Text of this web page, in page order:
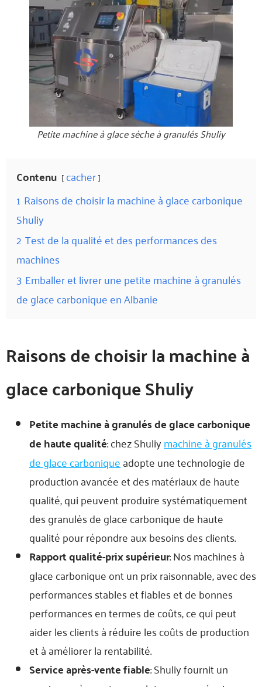
Petite machine à glace sèche à granulés Shuliy
Contenu cacher
1 Raisons de choisir la machine à glace carbonique
Shuliy
2 Test de la qualité et des performances des
machines
3 Emballer et livrer une petite machine à granulés
de glace carbonique en Albanie
Raisons de choisir la machine à
glace carbonique Shuliy
Petite machine à granulés de glace carbonique
de haute qualité: chez Shuliymachine à granulés
de glace carboniqueadopte une technologie de
production avancée et des matériaux de haute
qualité, qui peuvent produire systématiquement
des granulés de glace carbonique de haute
qualité pour répondre aux besoins des clients.
Rapport qualité-prix supérieur: Nos machines à
glace carbonique ont un prix raisonnable, avec des
performances stables et fiables et de bonnes
performances en termes de coûts, ce qui peut
aider les clients à réduire les coûts de production
et à améliorer la rentabilité.
Service après-vente fiable: Shuliy fournit un